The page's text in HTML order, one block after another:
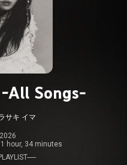
All Songs-
サキ イマ
2026
1 hour, 34 minutes